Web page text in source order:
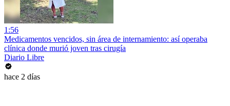
1:56
Medicamentos vencidos, sin área de internamiento: así operaba
clínica donde murió joven tras cirugía
Diario Libre
hace 2 días